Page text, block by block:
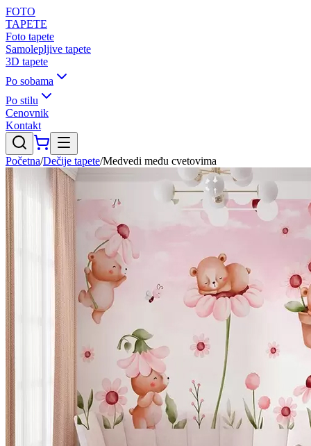
FOTO
TAPETE
Foto tapete
Samolepljive tapete
3D tapete
Po sobama
Po stilu
Cenovnik
Kontakt
Početna/Dečije tapete/Medvedi među cvetovima